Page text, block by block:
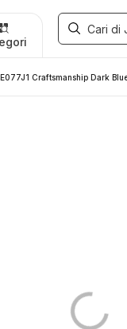
Craftsmanship Dark